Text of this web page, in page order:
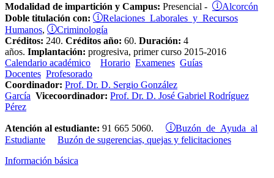
Modalidad de impartición y Campus: Presencial - Alcorcón
Doble titulación con:
Relaciones Laborales y Recursos
Humanos, Criminología
Créditos: 240. Créditos año: 60. Duración: 4
años. Implantación: progresiva, primer curso 2015-2016
Calendario académico
Horario Examenes Guías
Docentes Profesorado
Coordinador: Prof. Dr. D. Sergio González
García Vicecoordinador: Prof. Dr. D. José Gabriel Rodríguez
Pérez
Atención al estudiante: 91 665 5060.
Buzón de Ayuda al
Estudiante
Buzón de sugerencias, quejas y felicitaciones
Información básica